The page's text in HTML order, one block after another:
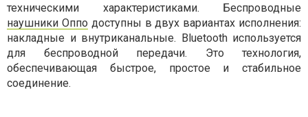
техническими характеристиками. Беспроводные
наушники Oппо доступны в двух вариантах исполнения:
накладные и внутриканальные. Bluetooth используется
для беспроводной передачи. Это технология,
обеспечивающая быстрое, простое и стабильное
соединение.